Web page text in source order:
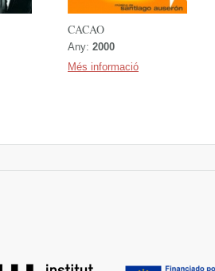
CACAO
Any: 2000
Més informació